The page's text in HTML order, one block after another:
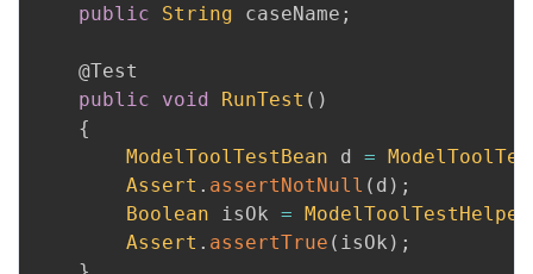
public
String caseName ;
@Test
public
void RunTest ( )
{
ModelToolTestBean d =
Assert . assertNotNull ( d ) ;
Boolean isOk = ModelToolTestHelper
Assert . assertTrue ( isOk ) ;